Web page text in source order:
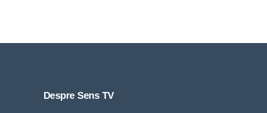
Despre Sens TV